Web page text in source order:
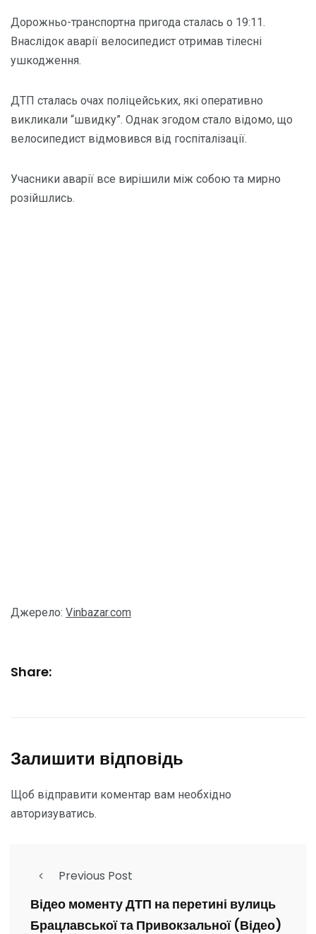
Дорожньо-транспортна пригода сталась о 19:11.
Внаслідок аварії велосипедист отримав тілесні
ушкодження.
ДТП сталась очах поліцейських, які оперативно
викликали “швидку”. Однак згодом стало відомо, що
велосипедист відмовився від госпіталізації.
Учасники аварії все вирішили між собою та мирно
розійшлись.
Джерело: Vinbazar.com
Share:
Залишити відповідь
Щоб відправити коментар вам необхідно
авторизуватись.
Previous Post
Відео моменту ДТП на перетині вулиць
Брацлавської та Привокзальної (Відео)